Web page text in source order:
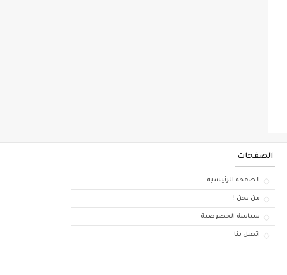
الصفحات
الصفحة الرئيسية
من نحن !
سياسة الخصوصية
اتصل بنا